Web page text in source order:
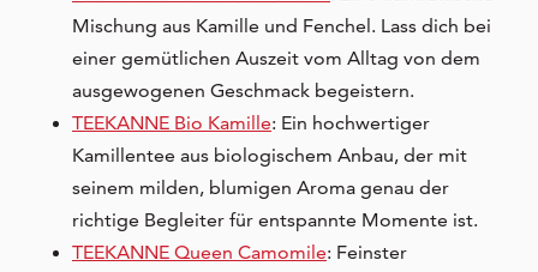
Mischung aus Kamille und Fenchel. Lass dich bei
einer gemütlichen Auszeit vom Alltag von dem
ausgewogenen Geschmack begeistern.
TEEKANNE Bio Kamille: Ein hochwertiger
Kamillentee aus biologischem Anbau, der mit
seinem milden, blumigen Aroma genau der
richtige Begleiter für entspannte Momente ist.
TEEKANNE Queen Camomile: Feinster